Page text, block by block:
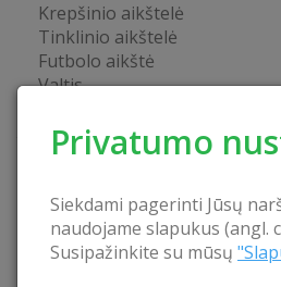
Privatumo
Siekdami pagerinti Jūsų
naudojame slapukus (angl.
Susipažinkite su mūsų
Krepšinio aikštelė
Tinklinio aikštelė
Futbolo aikštė
Valtis
Vaikų žaidimo aikštelė
Laužavietė
Pavėsinė